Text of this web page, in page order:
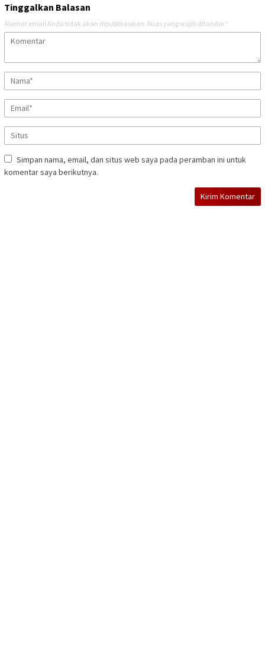
Tinggalkan Balasan
Alamat email Anda tidak akan dipublikasikan. Ruas yang wajib ditandai *
Simpan nama, email, dan situs web saya pada peramban ini untuk
komentar saya berikutnya.